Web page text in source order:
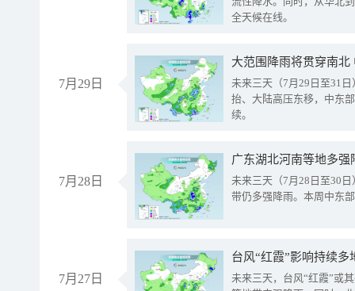
全天候在线。
7月29日
大范围降雨将贯穿南
未来三天（7月29日至31
抬、大陆高压东移，中东
续。
7月28日
广东湖北河南等地多
未来三天（7月28日至30
带仍多强降雨。本周中东
7月27日
台风“红霞”影响持续
未来三天，台风“红霞”或